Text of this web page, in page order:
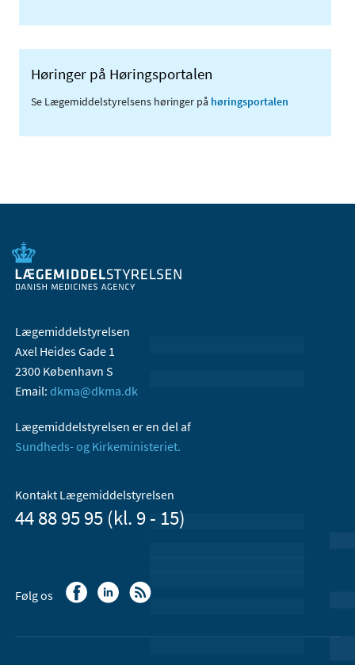
Høringer på Høringsportalen
Se Lægemiddelstyrelsens høringer på høringsportalen
Lægemiddelstyrelsen
Axel Heides Gade 1
2300 København S
Email: dkma@dkma.dk
Lægemiddelstyrelsen er en del af
Sundheds- og Kirkeministeriet.
Kontakt Lægemiddelstyrelsen
44 88 95 95 (kl. 9 - 15)
Følg os